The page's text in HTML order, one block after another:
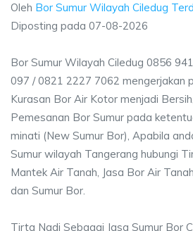
Oleh Bor Sumur Wilayah Ciledug
Diposting pada 07-08-2026
Bor Sumur Wilayah Ciledug 0856
097 / 0821 2227 7062 mengerjakan
Kurasan Bor Air Kotor menjadi
Pemesanan Bor Sumur pada
minati (New Sumur Bor), Apabila
Sumur wilayah Tangerang hubungi
Mantek Air Tanah, Jasa Bor Air
dan Sumur Bor.
Tirta Nadi Sebagai Jasa Sumur Bor